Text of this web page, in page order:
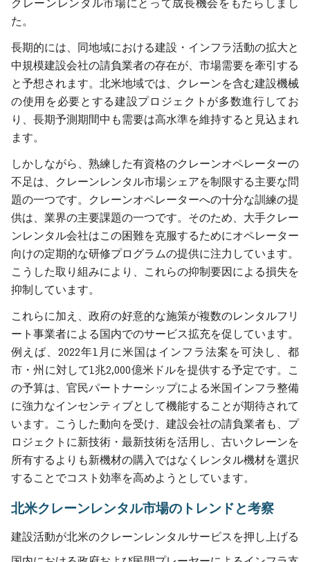
クレーンレンタル市場にとって成長機会をもたらしまし
た。
長期的には、同地域における建設・インフラ活動の拡大と
中規模建設会社の請負業者の存在が、市場需要を牽引する
と予想されます。北米地域では、クレーンを含む建設機械
の使用を必要とする建設プロジェクトが多数進行してお
り、長期予測期間中も需要は高水準を維持すると見込まれ
ます。
しかしながら、熟練した有資格のクレーンオペレーターの
不足は、クレーンレンタル市場シェアを制限する主要な問
題の一つです。クレーンオペレーターへの十分な訓練の提
供は、業界の主要課題の一つです。そのため、大手クレー
ンレンタル会社はこの困難を克服するためにオペレーター
向けの定期的な研修プログラムの提供に注力しています。
こうした取り組みにより、これらの抑制要因による損失を
抑制しています。
これらに加え、政府の好意的な施策が複数のレンタルフリ
ート事業者による国内でのサービス拡充を促しています。
例えば、2022年1月に米国はインフラ法案を可決し、都
市・州に対して1兆2,000億米ドルを提供する予定です。こ
の予算は、官民パートナーシップによる米国インフラ整備
に強力なインセンティブとして機能することが期待されて
います。こうした動向を受け、建設会社の請負業者も、プ
ロジェクトに新技術・最新技術を活用し、古いクレーンを
所有するよりも新機材の購入ではなくレンタル機材を選択
することでコスト効率を高めようとしています。
北米クレーンレンタル市場のトレンドと考察
建設活動が北米のクレーンレンタルサービスを押し上げる